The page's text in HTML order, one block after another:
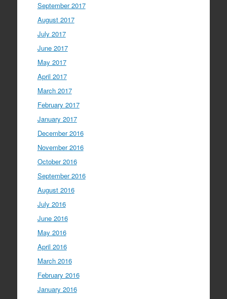
September 2017
August 2017
July 2017
June 2017
May 2017
April 2017
March 2017
February 2017
January 2017
December 2016
November 2016
October 2016
September 2016
August 2016
July 2016
June 2016
May 2016
April 2016
March 2016
February 2016
January 2016